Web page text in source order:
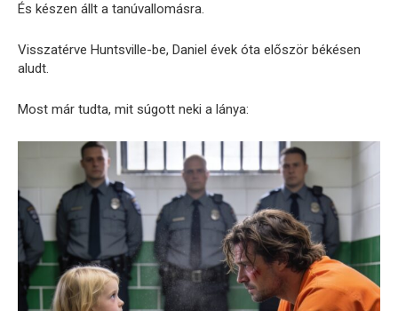
És készen állt a tanúvallomásra.
Visszatérve Huntsville-be, Daniel évek óta először békésen
aludt.
Most már tudta, mit súgott neki a lánya: